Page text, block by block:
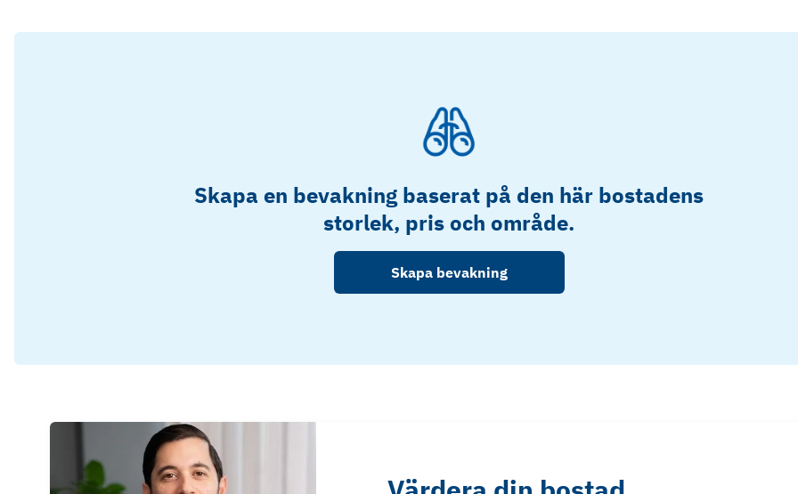
Skapa en bevakning baserat på den här bostadens
storlek, pris och område.
Skapa bevakning